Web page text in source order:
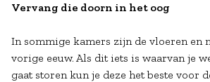
Vervang die doorn in het oog
In sommige kamers zijn de vloeren en
vorige eeuw. Als dit iets is waarvan je
gaat storen kun je deze het beste voor